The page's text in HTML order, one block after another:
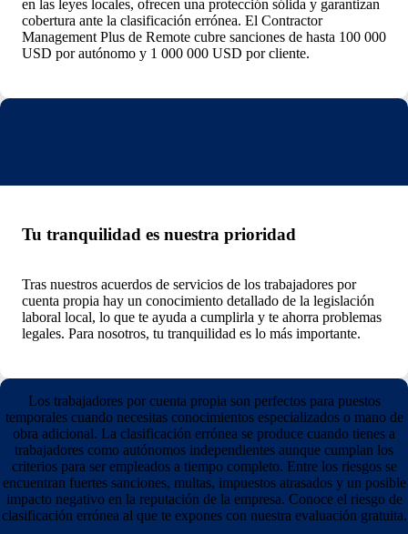
en las leyes locales, ofrecen una protección sólida y garantizan
cobertura ante la clasificación errónea. El Contractor
Management Plus de Remote cubre sanciones de hasta 100 000
USD por autónomo y 1 000 000 USD por cliente.
Tu tranquilidad es nuestra prioridad
Tras nuestros acuerdos de servicios de los trabajadores por
cuenta propia hay un conocimiento detallado de la legislación
laboral local, lo que te ayuda a cumplirla y te ahorra problemas
legales. Para nosotros, tu tranquilidad es lo más importante.
Los trabajadores por cuenta propia son perfectos para puestos
temporales cuando necesitas conocimientos especializados o mano de
obra adicional. La clasificación errónea se produce cuando tienes a
trabajadores como autónomos independientes aunque cumplan los
criterios para ser empleados a tiempo completo. Entre los riesgos se
encuentran fuertes sanciones, multas, impuestos atrasados y un posible
impacto negativo en la reputación de la empresa. Conoce el riesgo de
clasificación errónea al que te expones con nuestra evaluación gratuita.